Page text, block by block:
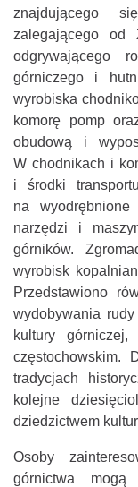
znajdującego
zalegającego
odgrywającego
górniczego i
wyrobiska
komorę pomp
obudową i
W chodnikach i
i środki
na wyodrębnione
narzędzi i
górników.
wyrobisk
Przedstawiono
wydobywania
kultury
częstochowskim.
tradycjach
kolejne
dziedzictwem
Osoby
górnictwa